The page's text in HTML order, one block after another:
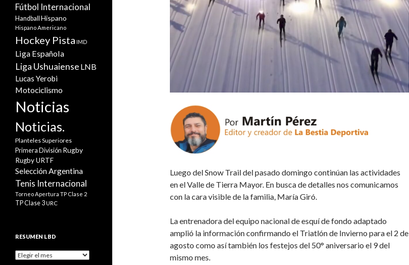
Luego del Snow Trail del pasado domingo continúan las actividades
en el Valle de Tierra Mayor. En busca de detalles nos comunicamos
con la cara visible de la familia, María Giró.
La entrenadora del equipo nacional de esquí de fondo adaptado
amplió la información confirmando el Triatlón de Invierno para el 2 de
agosto como así también los festejos del 50° aniversario el 9 del
mismo mes.
Fútbol Internacional
Handball Hispano
Hispano Americano
Hockey Pista IMD
Liga Española
Liga Ushuaiense LNB
Lucas Yerobi
Motociclismo
Noticias
Noticias.
Planteles Superiores
Primera División Rugby
Rugby URTF
Selección Argentina
Tenis Internacional
Torneo Apertura TP Clase 2
TP Clase 3URC
RESUMEN LBD
Resumen